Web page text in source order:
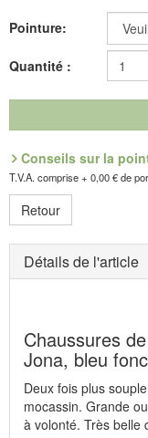
léger) à talon
Le cuir de cerf est un
nature, il est très
thermo-actives. Tanné
Découvrez les
Fabricant : idéalsko
Wissembourg, E-mail :
Pointure:
Quantité :
Conseils sur la
T.V.A. comprise + 0,00 € de
Retour
Détails de l'article
Chaussures
Jona, bleu
Deux fois plus
mocassin. Grande
à volonté. Très belle